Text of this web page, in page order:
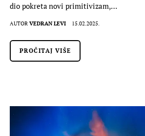
dio pokreta novi primitivizam,…
AUTOR VEDRAN LEVI 15.02.2025.
PROČITAJ VIŠE